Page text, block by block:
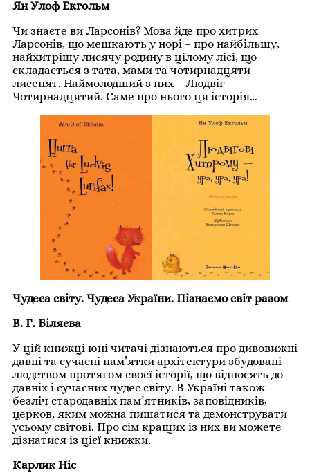
Ян Улоф Екгольм
Чи знаєте ви Ларсонів? Мова йде про хитрих
Ларсонів, що мешкають у норі – про найбільшу,
найхитрішу лисячу родину в цілому лісі, що
складається з тата, мами та чотирнадцяти
лисенят. Наймолодший з них – Людвіг
Чотирнадцятий. Саме про нього ця історія…
Чудеса світу. Чудеса України. Пізнаємо світ разом
В. Г. Біляєва
У цій книжці юні читачі дізнаються про дивовижні
давні та сучасні пам’ятки архітектури збудовані
людством протягом своєї історії, що відносять до
давніх і сучасних чудес світу. В Україні також
безліч стародавніх пам’ятників, заповідників,
церков, яким можна пишатися та демонструвати
усьому світові. Про сім кращих із них ви можете
дізнатися із цієї книжки.
Карлик Ніс